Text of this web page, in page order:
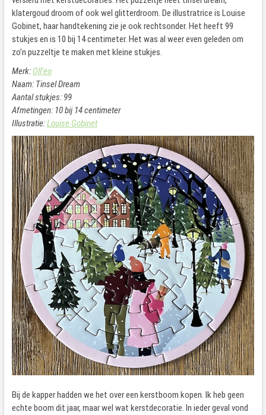
klatergoud droom of ook wel glitterdroom. De illustratrice is Louise
Gobinet, haar handtekening zie je ook rechtsonder. Het heeft 99
stukjes en is 10 bij 14 centimeter. Het was al weer even geleden om
zo’n puzzeltje te maken met kleine stukjes.
Merk: Oll’eo
Naam: Tinsel Dream
Aantal stukjes: 99
Afmetingen: 10 bij 14 centimeter
Illustratie:Louise Gobinet
Bij de kapper hadden we het over een kerstboom kopen. Ik heb geen
echte boom dit jaar, maar wel wat kerstdecoratie. In ieder geval vond